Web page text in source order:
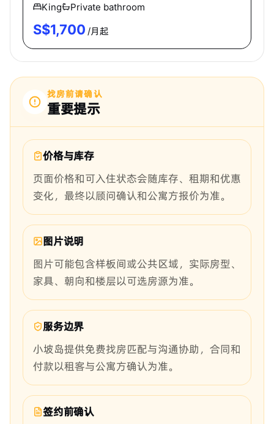
King
Private bathroom
S$1,700 /月起
找房前请确认
重要提示
价格与库存
页面价格和可入住状态会随库存、租期和优惠
变化，最终以顾问确认和公寓方报价为准。
图片说明
图片可能包含样板间或公共区域，实际房型、
家具、朝向和楼层以可选房源为准。
服务边界
小坡岛提供免费找房匹配与沟通协助，合同和
付款以租客与公寓方确认为准。
签约前确认